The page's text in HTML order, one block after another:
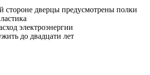
стороне дверцы предусмотрены полки
электроэнергии
до двадцати лет